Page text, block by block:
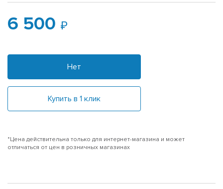
6 500
Нет
Купить в 1 клик
*Цена действительна только для интернет-магазина и может
отличаться от цен в розничных магазинах